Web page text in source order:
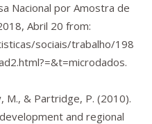
Nacional por Amostra de
Abril 20 from:
sociais/trabalho/198
.
M., & Partridge, P. (2010).
and regional